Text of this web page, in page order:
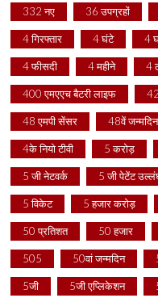
332 नए 36 उपग्रहों
4 गिरफ्तार 4 घंटे 4
4 फीसदी 4 महीने 4
400 एमएएच बैटरी लाइफ
48 एमपी सेंसर 48वें जन्मदिन
4के नियो टीवी 5 करोड़
5 जी नेटवर्क 5 जी पेटेंट
5 विकेट 5 हजार करोड़
50 प्रतिशत 50 हजार
505 50वां जन्मदिन
5जी 5जी एप्लिकेशन